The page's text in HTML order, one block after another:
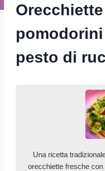
pesto di
Una ricetta
orecchiette fresche